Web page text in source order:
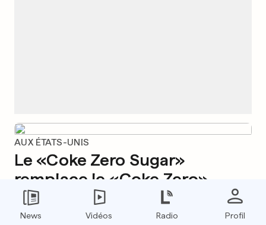
AUX ÉTATS-UNIS
Le «Coke Zero Sugar»
remplace le «Coke Zero»
0
News Vidéos Radio Profil